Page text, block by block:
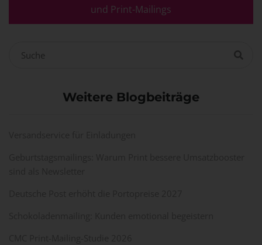
und Print-Mailings
Weitere Blogbeiträge